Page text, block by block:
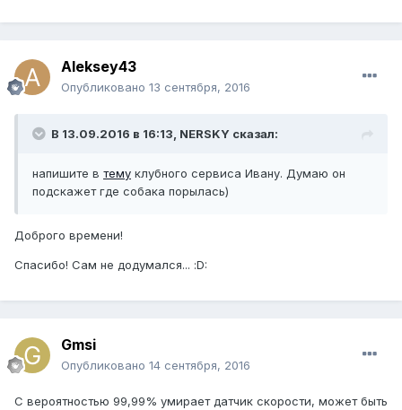
Aleksey43
Опубликовано 13 сентября, 2016
В 13.09.2016 в 16:13, NERSKY сказал:
напишите в тему клубного сервиса Ивану. Думаю он
подскажет где собака порылась)
Доброго времени!
Спасибо! Сам не додумался... :D:
Gmsi
Опубликовано 14 сентября, 2016
С вероятностью 99,99% умирает датчик скорости, может быть